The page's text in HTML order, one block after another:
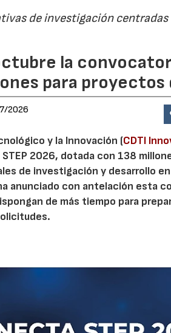
de investigación
la
para proyectos
2026
y la Innovación (CDTI
2026, dotada con 138
de investigación y desarrollo
anunciado con antelación esta
de más tiempo para